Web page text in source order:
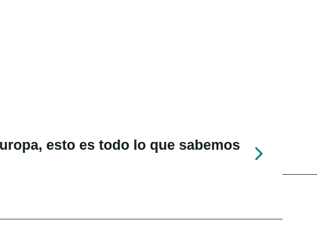
esto es todo lo que sabemos